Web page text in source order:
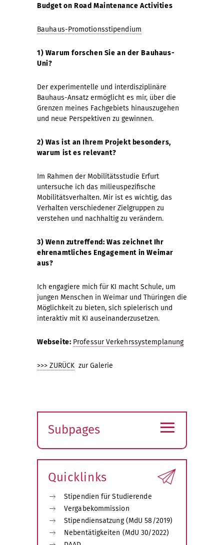
Budget on Road Maintenance Activities
Bauhaus-Promotionsstipendium
1) Warum forschen Sie an der Bauhaus-
Uni?
Der experimentelle und interdisziplinäre
Bauhaus-Ansatz ermöglicht es mir, über die
Grenzen meines Fachgebiets hinauszugehen
und neue Perspektiven zu gewinnen.
2) Was ist an Ihrem Projekt besonders,
warum ist es relevant?
Im Rahmen der Mobilitätsstudie Erfurt
untersuche ich das milieuspezifische
Mobilitätsverhalten. Mir ist es wichtig, das
Verhalten verschiedener Zielgruppen zu
verstehen und nachhaltig zu verändern.
3) Wenn zutreffend: Was zeichnet Ihr
ehrenamtliches Engagement in Weimar
aus?
Ich engagiere mich für KI macht Schule, um
jungen Menschen in Weimar und Thüringen die
Möglichkeit zu bieten, sich spielerisch und
interaktiv mit KI auseinanderzusetzen.
Webseite: Professur Verkehrssystemplanung
>>> ZURÜCK zur Galerie
Subpages
submenu
≡
Quicklinks
Stipendien für Studierende
Vergabekommission
Stipendiensatzung (MdU 58/2019)
Nebentätigkeiten (MdU 30/2022)